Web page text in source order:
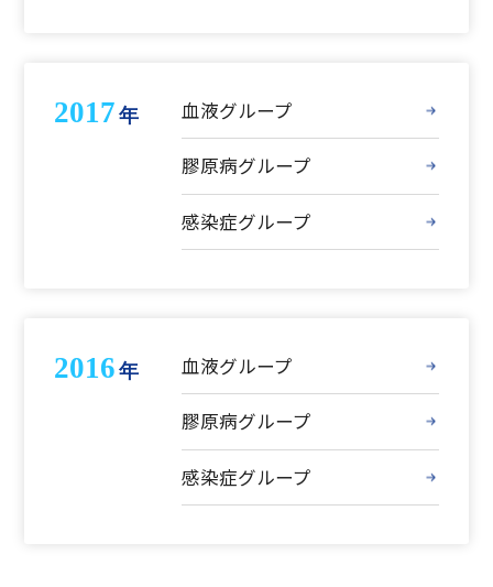
2017 年 血液グループ
膠原病グループ
感染症グループ
2016 年 血液グループ
膠原病グループ
感染症グループ